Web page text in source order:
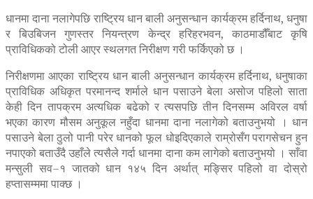
धानमा दाना नलागेपछि राष्ट्रिय धान बाली अनुसन्धान कार्यक्रम हर्दिनाथ, धनुषा
र बिउबिजन गुणस्तर नियन्त्रण केन्द्र हरिहरभवन, काठमाडौँबाट कृषि
प्राविधिकको टोली आएर स्थलगत निरीक्षण गरी फर्किएको छ ।
निरीक्षणमा आएका राष्ट्रिय धान बाली अनुसन्धान कार्यक्रम हर्दिनाथ, धनुषाका
प्राविधिक अधिकृत परमानन्द शर्माले धान पसाउने बेला असोज पहिलो साता
केही दिन तापक्रम अत्यधिक बढेको र त्यसपछि तीन दिनसम्म अविरल वर्षा
भएका कारण मौसम अनुकूल नहुँदा धानमा दाना नलागेको बताउनुभयो । धान
पसाउने बेला ठुलो पानी परेर धानको फूल धोइदिएकाले राम्रोसँग परागसेचन हुन
नपाएको बताउँदै उहाँले त्यसैले गर्दा धानमा दाना कम लागेको बताउनुभयो । साँवा
मन्सुली सव–१ जातको धान १४५ दिन अर्थात् मङ्सिर पहिलो वा दोस्रो
हप्तासम्ममा पाक्छ ।